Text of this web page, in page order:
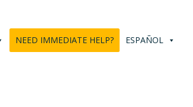
NEED IMMEDIATE HELP? ESPAÑOL